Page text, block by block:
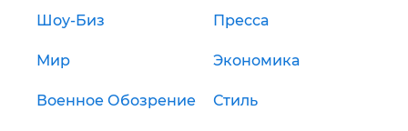
Шоу-Биз Пресса
Мир Экономика
Военное Обозрение Стиль